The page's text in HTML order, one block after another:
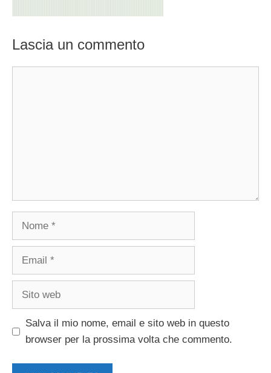
Lascia un commento
Nome
Email
Sito
Salva il mio nome, email e sito web in questo
browser per la prossima volta che commento.